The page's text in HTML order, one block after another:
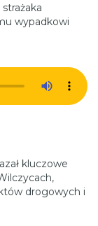
wypadkowi
kluczowe
drogowych i